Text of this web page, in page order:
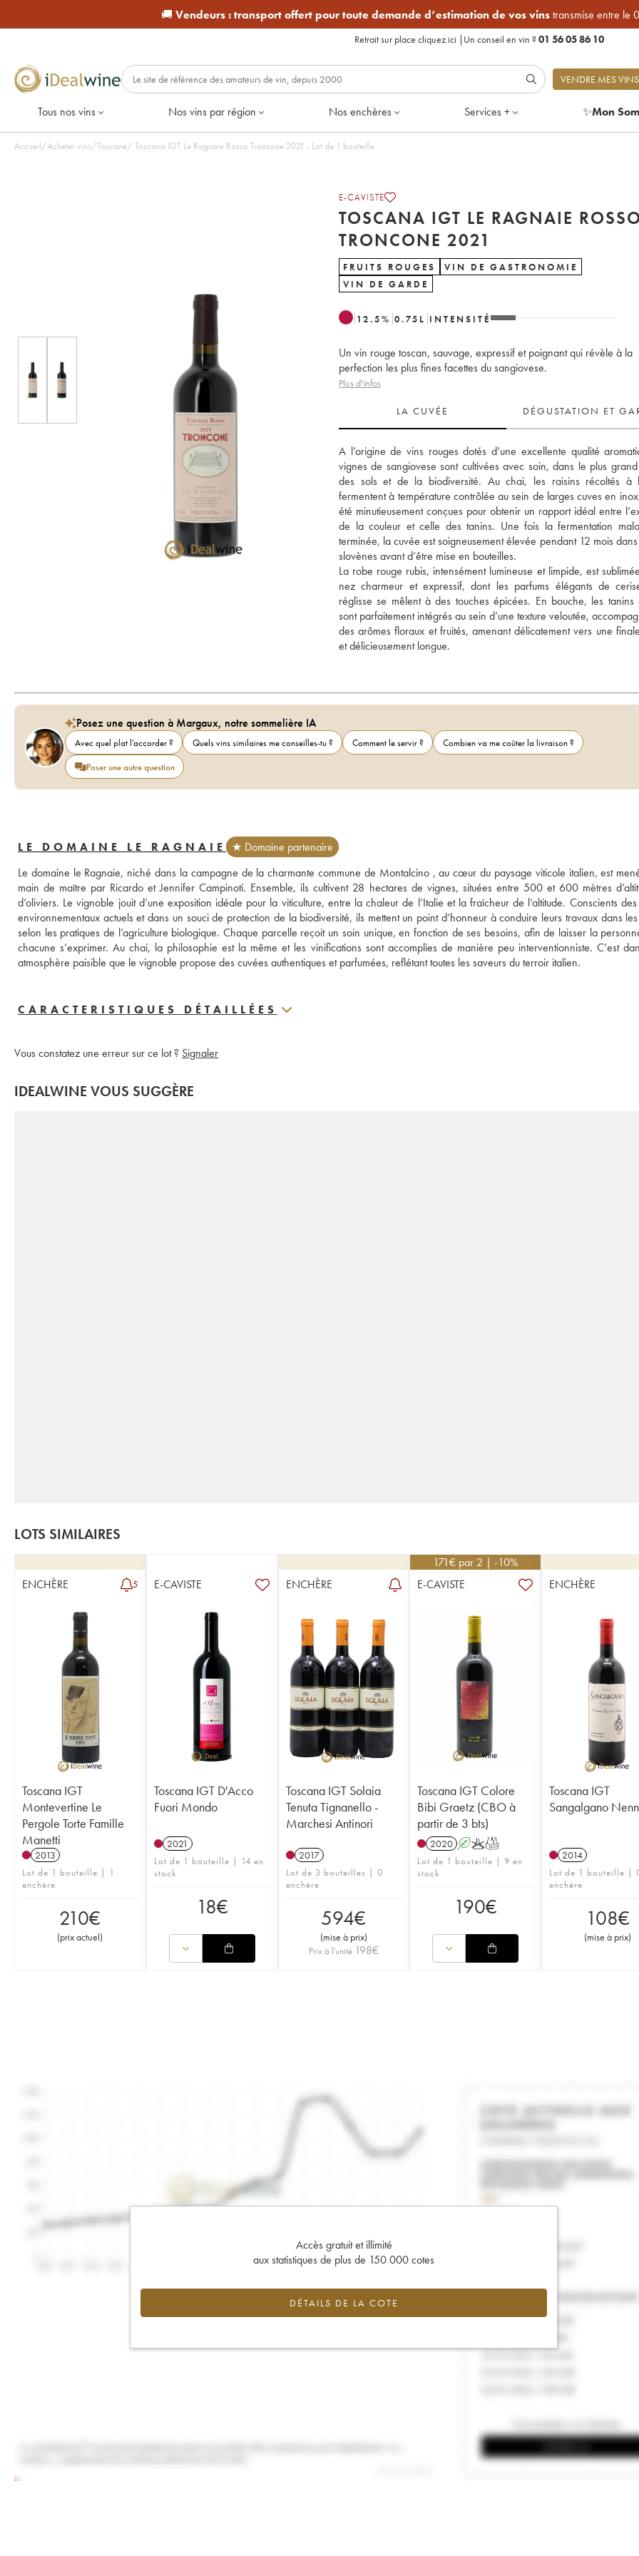
🚚 Vendeurs :transport offert pour toute demande d’estimation de vos vinstransmise entre le
Retrait sur place cliquez ici | Un conseil en vin ?01 56 05 86 10
VENDRE MES VINS
Tous nos vins Nos vins par région Nos enchères Services + ✨Mon
Accueil/Acheter vins/Toscane/ Toscana IGT Le Ragnaie Rosso Troncone 2021 - Lot de 1 bouteille
E-CAVISTE
TOSCANA IGT LE RAGNAIE
TRONCONE 2021
FRUITS ROUGES
VIN DE GASTRONOMIE
VIN DE GARDE
12.5% 0.75 L INTENSITÉ
Un vin rouge toscan, sauvage, expressif et poignant qui révèle à la
perfection les plus fines facettes du sangiovese.
Plus d'infos
LA CUVÉE DÉGUSTATION ET
A l’origine de vins rouges dotés d’une excellente qualité
vignes de sangiovese sont cultivées avec soin, dans le plus
des sols et de la biodiversité. Au chai, les raisins récoltés à
fermentent à température contrôlée au sein de larges cuves en
été minutieusement conçues pour obtenir un rapport idéal entre
de la couleur et celle des tanins. Une fois la fermentation
terminée, la cuvée est soigneusement élevée pendant 12 mois
slovènes avant d’être mise en bouteilles.
La robe rouge rubis, intensément lumineuse et limpide, est
nez charmeur et expressif, dont les parfums élégants de
réglisse se mêlent à des touches épicées. En bouche, les tanins
sont parfaitement intégrés au sein d’une texture veloutée,
des arômes floraux et fruités, amenant délicatement vers une
et délicieusement longue.
Posez une question à Margaux, notre sommelière IA
Avec quel plat l'accorder ? Quels vins similaires me conseilles-tu ? Comment le servir ?
Combien va me coûter la livraison ?
Poser une autre question
LE DOMAINE LE RAGNAIE
★ Domaine partenaire
Le domaine le Ragnaie, niché dans la campagne de la charmante commune de Montalcino , au cœur du paysage viticole italien, est
main de maître par Ricardo et Jennifer Campinoti. Ensemble, ils cultivent 28 hectares de vignes, situées entre 500 et 600 mètres
d’oliviers. Le vignoble jouit d’une exposition idéale pour la viticulture, entre la chaleur de l’Italie et la fraîcheur de l’altitude. Conscients
environnementaux actuels et dans un souci de protection de la biodiversité, ils mettent un point d’honneur à conduire leurs travaux dans
selon les pratiques de l’agriculture biologique. Chaque parcelle reçoit un soin unique, en fonction de ses besoins, afin de laisser la
chacune s’exprimer. Au chai, la philosophie est la même et les vinifications sont accomplies de manière peu interventionniste. C’est
atmosphère paisible que le vignoble propose des cuvées authentiques et parfumées, reflétant toutes les saveurs du terroir italien.
CARACTERISTIQUES DÉTAILLÉES
Vous constatez une erreur sur ce lot ? Signaler
IDEALWINE VOUS SUGGÈRE
LOTS SIMILAIRES
ENCHÈRE 5
Toscana IGT
Montevertine Le
Pergole Torte Famille
Manetti
2013
Lot de 1 bouteille | 1
enchère
210€
(prix actuel)
E-CAVISTE
Toscana IGT D'Acco
Fuori Mondo
2021
Lot de 1 bouteille | 14 en
stock
18€
ENCHÈRE
Toscana IGT Solaia
Tenuta Tignanello -
Marchesi Antinori
2017
Lot de 3 bouteilles | 0
enchère
594€
(mise à prix)
Prix à l'unité 198€
171€ par 2 | -10%
E-CAVISTE
Toscana IGT Colore
Bibi Graetz (CBO à
partir de 3 bts)
2020 AKT
Lot de 1 bouteille | 9 en
stock
190€
ENCHÈRE
Toscana IGT
Sangalgano
2014
Lot de 1 bouteille |
enchère
108€
(mise à prix)
Accès gratuit et illimité
aux statistiques de plus de 150 000 cotes
DÉTAILS DE LA COTE